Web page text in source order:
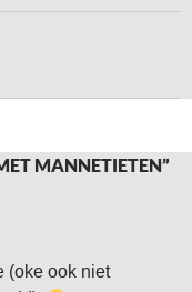
MANNETIETEN”
(oke ook niet